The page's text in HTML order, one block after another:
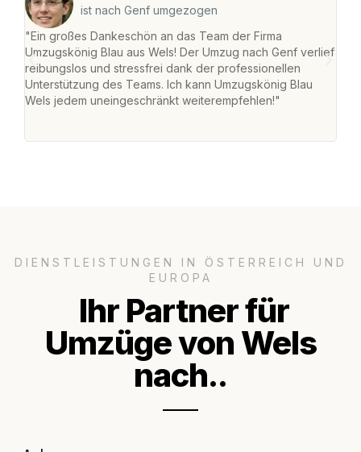
ist nach Genf umgezogen
"Ein großes Dankeschön an das Team der Firma
Umzugskönig Blau aus Wels! Der Umzug nach Genf verlief
reibungslos und stressfrei dank der professionellen
Unterstützung des Teams. Ich kann Umzugskönig Blau
Wels jedem uneingeschränkt weiterempfehlen!"
DIENSTLEISTUNGEN IN ÖSTERREICH UND
EUROPA
Ihr Partner für
Umzüge von Wels
nach..